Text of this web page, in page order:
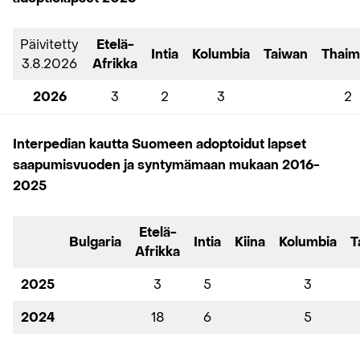
Päivitetty
3.8.2026
Etelä-
Afrikka
Intia Kolumbia Taiwan
2026 3 2 3 2
Interpedian kautta Suomeen adoptoidut lapset
saapumisvuoden ja syntymämaan mukaan 2016-
2025
Bulgaria
Etelä-
Afrikka
Intia Kiina Kolumbia
2025 3 5
3
2024
18 6
5